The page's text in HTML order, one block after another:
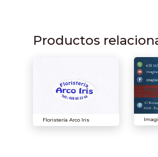
Productos
Floristería Arco Iris